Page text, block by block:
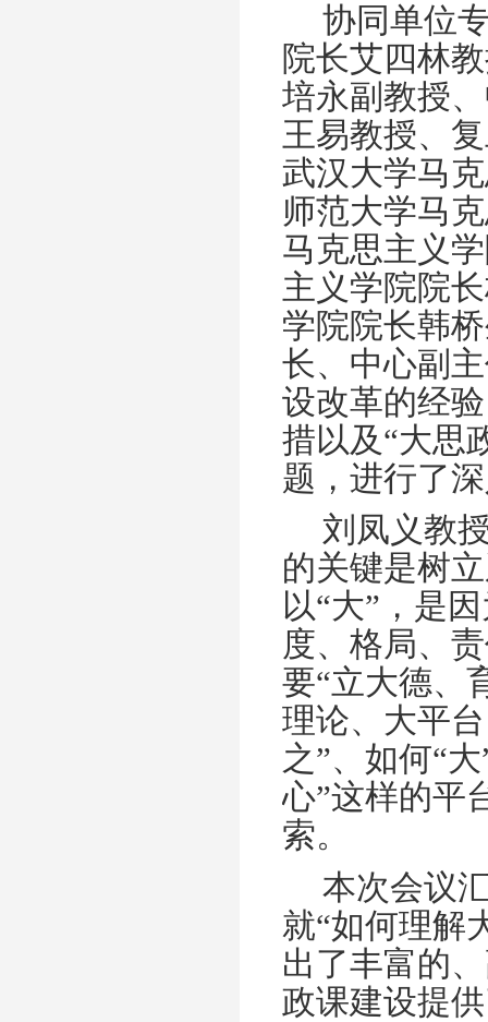
协同单位
院长艾四林
培永副教授
王易教授、
武汉大学马
师范大学马
马克思主义
主义学院院
学院院长韩
长、中心副
设改革的经
措以及“大思
题，进行了
刘凤义教
的关键是树
以“大”，是
度、格局、
要“立大德、
理论、大平
之”、如何“
心”这样的平
索。
本次会议
就“如何理解
出了丰富的
政课建设提